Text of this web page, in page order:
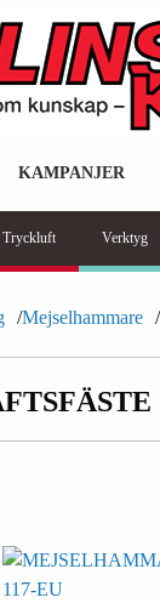
KAMPANJER
Tryckluft Verktyg
Mejselhammare